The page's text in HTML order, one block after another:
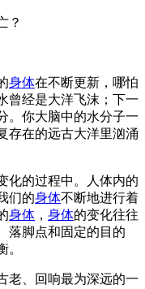
？
身体在不断更新，哪怕
曾经是大洋飞沫；下一
。你大脑中的水分子一
存在的远古大洋里汹涌
化的过程中。人体内的
们的身体不断地进行着
身体 ， 身体的变化往往
落脚点和固定的目的
。
老、回响最为深远的一